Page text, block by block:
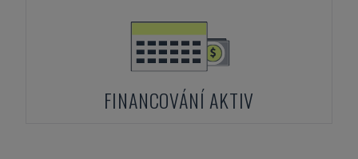
FINANCOVÁNÍ AKTIV